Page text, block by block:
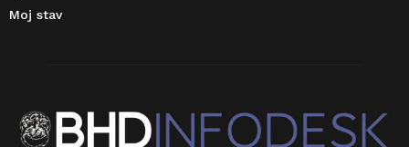
Moj stav